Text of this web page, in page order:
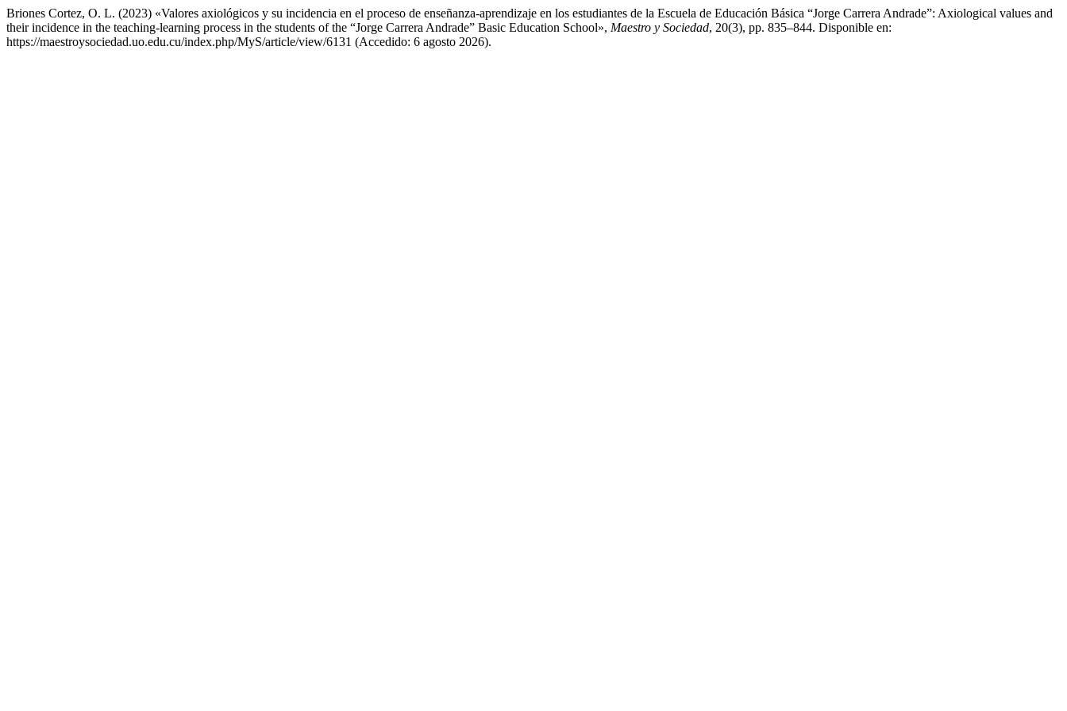
Briones Cortez, O. L. (2023) «Valores axiológicos y su incidencia en el proceso de enseñanza-aprendizaje en los estudiantes de la Escuela de Educación Básica “Jorge Carrera Andrade”: Axiological values and
their incidence in the teaching-learning process in the students of the “Jorge Carrera Andrade” Basic Education School», Maestro y Sociedad, 20(3), pp. 835–844. Disponible en:
https://maestroysociedad.uo.edu.cu/index.php/MyS/article/view/6131 (Accedido: 6 agosto 2026).